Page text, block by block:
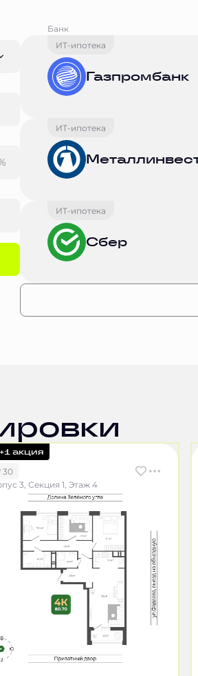
Банк
ИТ-ипотека
Газпромбанк
ИТ-ипотека
ИТ-ипотека
Сбер
+1 акция
3, Секция 1, Этаж 4